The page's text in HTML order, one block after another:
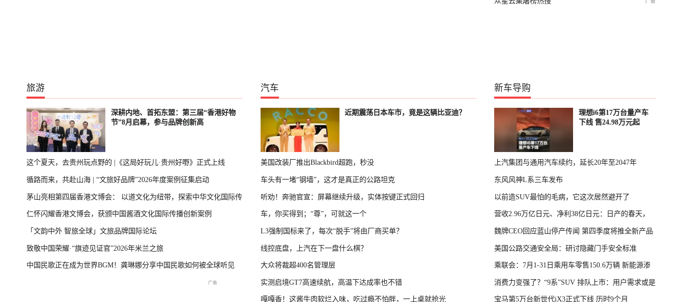
旅游
深耕内地、首拓东盟：第三届“香港好物
节”8月启幕，参与品牌创新高
这个夏天，去贵州玩点野的 |《这局好玩儿·贵州好嘢》正式上线
循路而来，共赴山海 | “文旅好品牌”2026年度案例征集启动
茅山亮相第四届香港文博会： 以道文化为纽带，探索中华文化国际传
播新表达
仁怀闪耀香港文博会，获颁中国酱酒文化国际传播创新案例
「文韵中外 智旅全球」文旅品牌国际论坛
致敬中国荣耀·“旗迹见证官”2026年米兰之旅
中国民歌正在成为世界BGM！龚琳娜分享中国民歌如何被全球听见
汽车
近期震荡日本车市，竟是这辆比亚迪？
美国改装厂推出Blackbird超跑，秒没
车头有一堵“钢墙”，这才是真正的公路坦克
听劝！奔驰官宣：屏幕继续升级，实体按键正式回归
车，你买得到；“尊”，可就这一个
L3强制国标来了，每次“脱手”将由厂商买单？
线控底盘，上汽在下一盘什么棋？
大众将裁超400名管理层
实测启境GT7高速续航，高温下达成率也不错
嘎嘎香！这酱牛肉软烂入味，吃过瘾不怕胖，一上桌就抢光
新车导购
理想i6第17万台量产车
下线 售24.98万元起
上汽集团与通用汽车续约，延长20年至2047年
东风风神L系三车发布
以前造SUV最怕的毛病，它这次居然避开了
营收2.96万亿日元、净利38亿日元：日产的春天，
回来了
魏牌CEO回应蓝山停产传闻 第四季度将推全新产品
美国公路交通安全局：研讨隐藏门手安全标准
乘联会：7月1-31日乘用车零售150.6万辆 新能源渗
透率64.4%
消费力变强了？“9系”SUV 排队上市：用户需求或是
主因
宝马第5万台新世代iX3正式下线 历时9个月